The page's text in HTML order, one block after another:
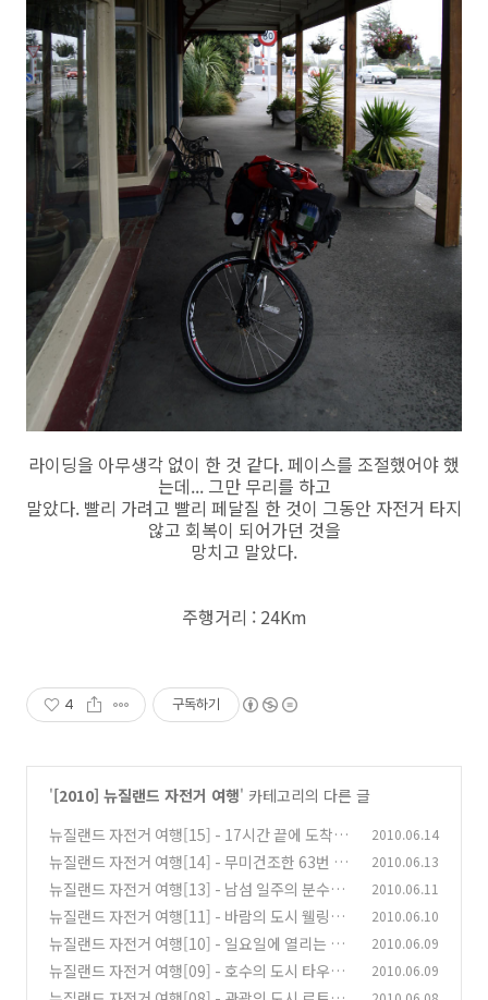
라이딩을 아무생각 없이 한 것 같다. 페이스를 조절했어야 했
는데... 그만 무리를 하고
말았다. 빨리 가려고 빨리 페달질 한 것이 그동안 자전거 타지
않고 회복이 되어가던 것을
망치고 말았다.
주행거리 : 24Km
4 구독하기
'[2010] 뉴질랜드 자전거 여행' 카테고리의 다른 글
뉴질랜드 자전거 여행[15] - 17시간 끝에 도착한
St. Arnaud 그러나...
(0)
2010.06.14
뉴질랜드 자전거 여행[14] - 무미건조한 63번 고
속도로
(0)
2010.06.13
뉴질랜드 자전거 여행[13] - 남섬 일주의 분수령
블랜하임
(2)
2010.06.11
뉴질랜드 자전거 여행[11] - 바람의 도시 웰링턴
(1)
2010.06.10
뉴질랜드 자전거 여행[10] - 일요일에 열리는 장
터(월링턴)
(0)
2010.06.09
뉴질랜드 자전거 여행[09] - 호수의 도시 타우포
(2)
2010.06.09